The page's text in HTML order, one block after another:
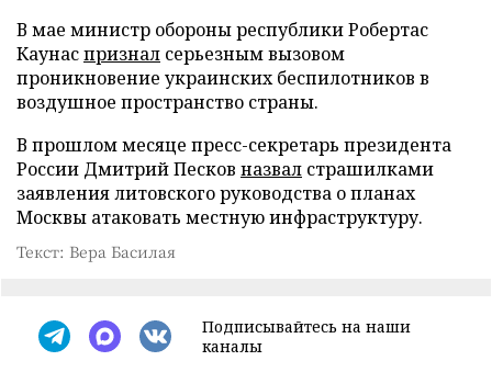
В мае министр обороны республики Робертас
Каунаспризнал серьезным вызовом
проникновение украинских беспилотников в
воздушное пространство страны.
В прошлом месяце пресс-секретарь президента
России Дмитрий Песков назвал страшилками
заявления литовского руководства о планах
Москвы атаковать местную инфраструктуру.
Текст: Вера Басилая
Подписывайтесь на наши
каналы